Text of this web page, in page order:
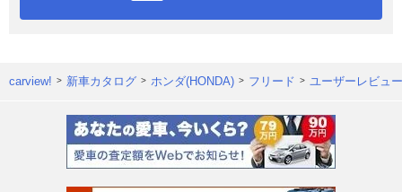
carview! 新車カタログ ホンダ(HONDA) フリード ユーザーレビュ